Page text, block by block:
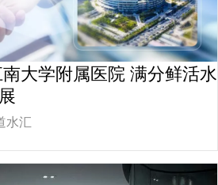
大学附属医院 满分鲜活水
水汇